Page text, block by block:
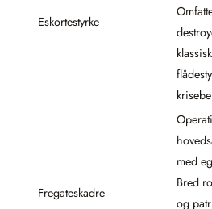
Eskortestyrke
Fregateskadre
med
Bred
og